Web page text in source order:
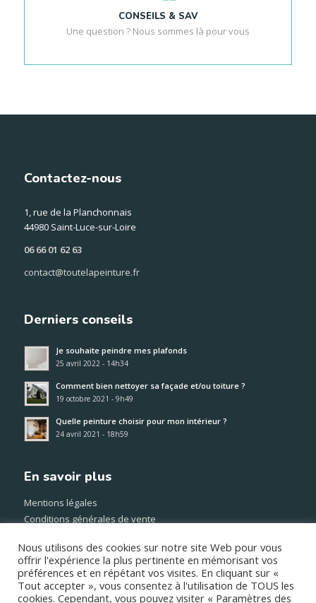
CONSEILS & SAV
Une question ? Nous sommes là pour vous
Contactez-nous
1, rue de la Planchonnais
44980 Saint-Luce-sur-Loire
06 66 01 62 63
contact@toutelapeinture.fr
Derniers conseils
Je souhaite peindre mes plafonds
25 avril 2022 - 14h34
Comment bien nettoyer sa façade et/ou toiture ?
19 octobre 2021 - 9h49
Quelle peinture choisir pour mon intérieur ?
24 avril 2021 - 18h59
En savoir plus
Mentions légales
Conditions générales de vente
Paiement sécurisé
© Copyright – TOUTE LA PEINTURE –Création Atout Point Com
Nous utilisons des cookies sur notre site Web pour vous
offrir l'expérience la plus pertinente en mémorisant vos
préférences et en répétant vos visites. En cliquant sur «
Tout accepter », vous consentez à l'utilisation de TOUS les
cookies. Cependant, vous pouvez visiter « Paramètres des